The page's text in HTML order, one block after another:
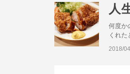
人
何度か
くれた
投稿日:
2018/